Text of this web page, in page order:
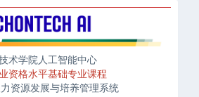
术学院人工智能中心
资格水平基础专业课程